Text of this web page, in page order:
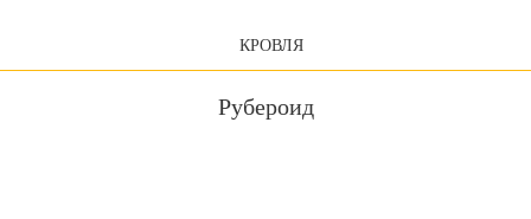
КРОВЛЯ
Рубероид